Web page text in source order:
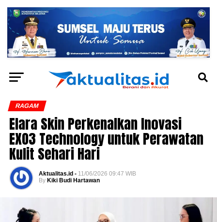
RAGAM
Elara Skin Perkenalkan Inovasi
EXO3 Technology untuk Perawatan
Kulit Sehari Hari
Aktualitas.id - 11/06/2026 09:47 WIB
By Kiki Budi Hartawan